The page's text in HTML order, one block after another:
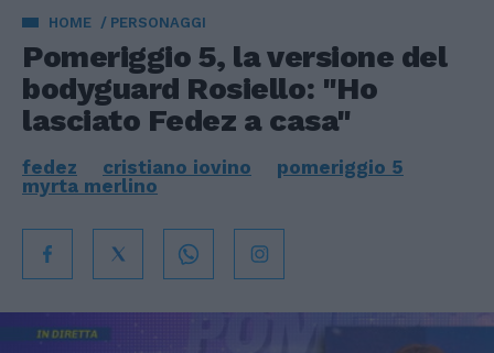
HOME PERSONAGGI
Pomeriggio 5, la versione del
bodyguard Rosiello: "Ho
lasciato Fedez a casa"
fedez cristiano iovino
pomeriggio 5
myrta merlino